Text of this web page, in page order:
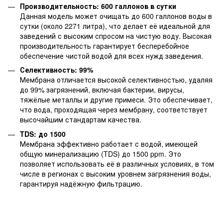
Производительность: 600 галлонов в сутки
Данная модель может очищать до 600 галлонов воды в
сутки (около 2271 литра), что делает её идеальной для
заведений с высоким спросом на чистую воду. Высокая
производительность гарантирует бесперебойное
обеспечение чистой водой для всех нужд заведения.
Селективность: 99%
Мембрана отличается высокой селективностью, удаляя
до 99% загрязнений, включая бактерии, вирусы,
тяжёлые металлы и другие примеси. Это обеспечивает,
что вода, проходящая через мембрану, соответствует
высочайшим стандартам качества.
TDS: до 1500
Мембрана эффективно работает с водой, имеющей
общую минерализацию (TDS) до 1500 ppm. Это
позволяет использовать её в различных условиях, в том
числе в регионах с высоким уровнем загрязнения воды,
гарантируя надёжную фильтрацию.